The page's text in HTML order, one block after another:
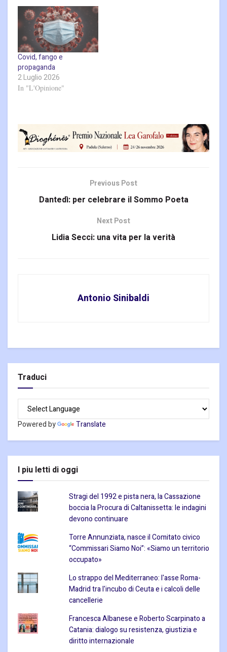
Covid, fango e
propaganda
2 Luglio 2026
In "L'Opinione"
Previous Post
Dantedì: per celebrare il Sommo Poeta
Next Post
Lidia Secci: una vita per la verità
Antonio Sinibaldi
Traduci
Powered by Translate
I piu letti di oggi
Stragi del 1992 e pista nera, la Cassazione
boccia la Procura di Caltanissetta: le indagini
devono continuare
Torre Annunziata, nasce il Comitato civico
“Commissari Siamo Noi”: «Siamo un territorio
occupato»
Lo strappo del Mediterraneo: l'asse Roma-
Madrid tra l'incubo di Ceuta e i calcoli delle
cancellerie
Francesca Albanese e Roberto Scarpinato a
Catania: dialogo su resistenza, giustizia e
diritto internazionale